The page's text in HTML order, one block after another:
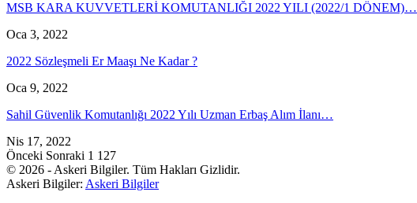
MSB KARA KUVVETLERİ KOMUTANLIĞI 2022 YILI (2022/1 DÖNEM)…
Oca 3, 2022
2022 Sözleşmeli Er Maaşı Ne Kadar ?
Oca 9, 2022
Sahil Güvenlik Komutanlığı 2022 Yılı Uzman Erbaş Alım İlanı…
Nis 17, 2022
Önceki Sonraki 1 127
© 2026 - Askeri Bilgiler. Tüm Hakları Gizlidir.
Askeri Bilgiler: Askeri Bilgiler